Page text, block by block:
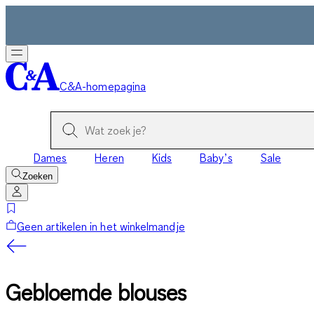
C&A-homepagina
Dames Heren Kids Baby’s Sale
Zoeken
Geen artikelen in het winkelmandje
Gebloemde blouses